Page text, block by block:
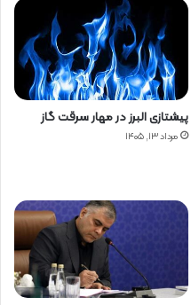
پیشتازی البرز در مهار سرقت گاز
مرداد ۱۳, ۱۴۰۵